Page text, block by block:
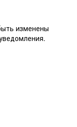
изменены